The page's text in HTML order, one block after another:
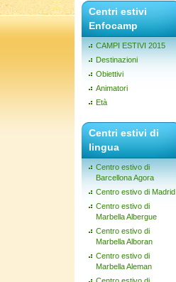
Centri estivi
Enfocamp
CAMPI ESTIVI 2015
Destinazioni
Obiettivi
Animatori
Età
Centri estivi di
lingua
Centro estivo di
Barcellona Agora
Centro estivo di Madrid
Centro estivo di
Marbella Albergue
Centro estivo di
Marbella Alboran
Centro estivo di
Marbella Aleman